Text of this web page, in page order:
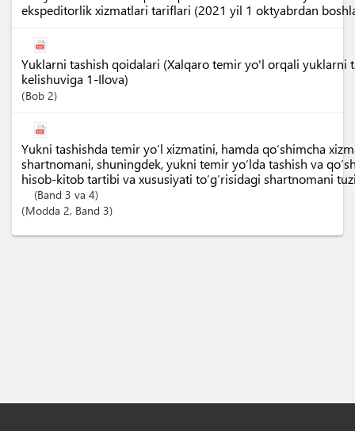
ekspeditorlik xizmatlari tariflari (2021 yil 1 oktyabrdan
Yuklarni tashish qoidalari (Xalqaro temir yo'l orqali yuklarni
kelishuviga 1-Ilova)
Bob 2
Yukni tashishda temir yo‘l xizmatini, hamda qo‘shimcha
shartnomani, shuningdek, yukni temir yo‘lda tashish va
hisob-kitob tartibi va xususiyati to‘g‘risidagi shartnomani
(Band 3 va 4)
Modda 2, Band 3